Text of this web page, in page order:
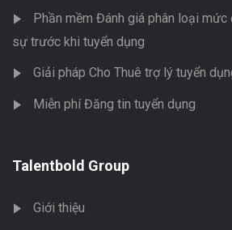
Phần mềm Đánh giá phân loại
sự trước khi tuyển dụng
Giải pháp Cho Thuê trợ lý tuyển
Miễn phí Đăng tin tuyển dụng
Talentbold Group
Giới thiệu